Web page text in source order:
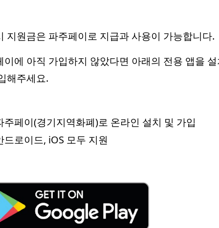
지원금은 파주페이로 지급과 사용이 가능합니다.
이에 아직 가입하지 않았다면 아래의 전용 앱을
해주세요.
주페이(경기지역화폐)로 온라인 설치 및 가입
드로이드, iOS 모두 지원